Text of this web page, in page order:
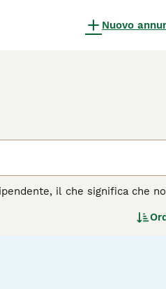
Nuovo
il che significa che
differenza tra le due razze